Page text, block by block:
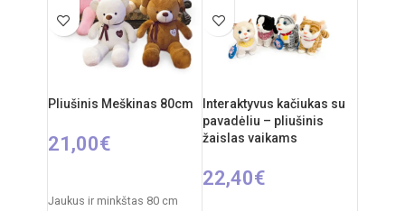
pulteliui + 4xAA mašinai
Rekomenduojamas amžius:
nuo 6 metų
Pliušinis Meškinas 80cm
21,00€
Jaukus ir minkštas 80 cm
Interaktyvus kačiukas su
pavadėliu – pliušinis
žaislas vaikams
22,40€